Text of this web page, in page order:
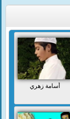
أسامة زهري